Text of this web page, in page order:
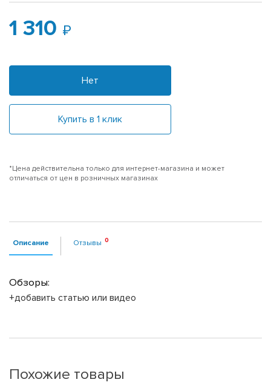
1 310
Нет
Купить в 1 клик
*Цена действительна только для интернет-магазина и может
отличаться от цен в розничных магазинах
Описание Отзывы
Обзоры:
+добавить статью или видео
Похожие товары